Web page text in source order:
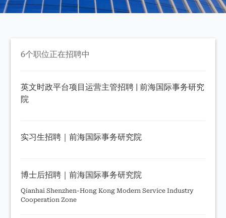
6个职位正在招聘中
英文时政平台项目运营主管招聘 | 前海国际事务研究
院
实习生招聘｜前海国际事务研究院
博士后招聘｜前海国际事务研究院
Qianhai Shenzhen-Hong Kong Modern Service Industry
Cooperation Zone